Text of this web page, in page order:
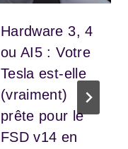
Hardware 3, 4
ou AI5 : Votre
Tesla est-elle
(vraiment)
prête pour le
FSD v14 en